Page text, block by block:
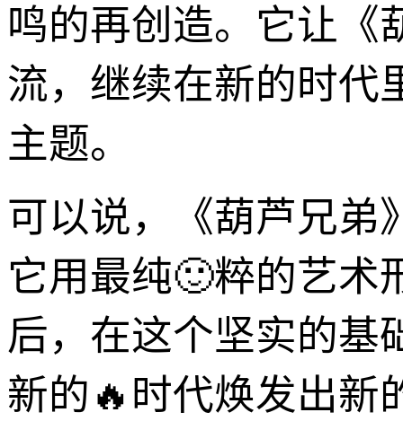
鸣的再创造。它让《
流，继续在新的时代
主题。
可以说，《葫芦兄弟
它用最纯🙂粹的艺术
后，在这个坚实的基
新的🔥时代焕发出新